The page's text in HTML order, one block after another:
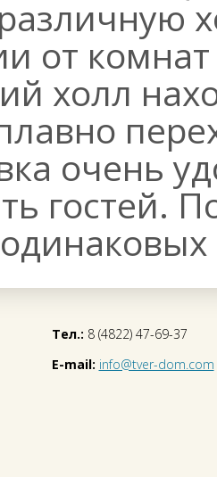
от
холл
очень
гостей.
Тел.: 8 (4822) 47-69-37
E-mail: info@tver-dom.com